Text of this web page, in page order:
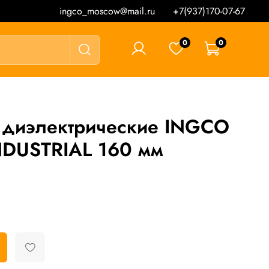
ingco_moscow@mail.ru +7(937)170-07-67
0 0
INGCO
160 мм